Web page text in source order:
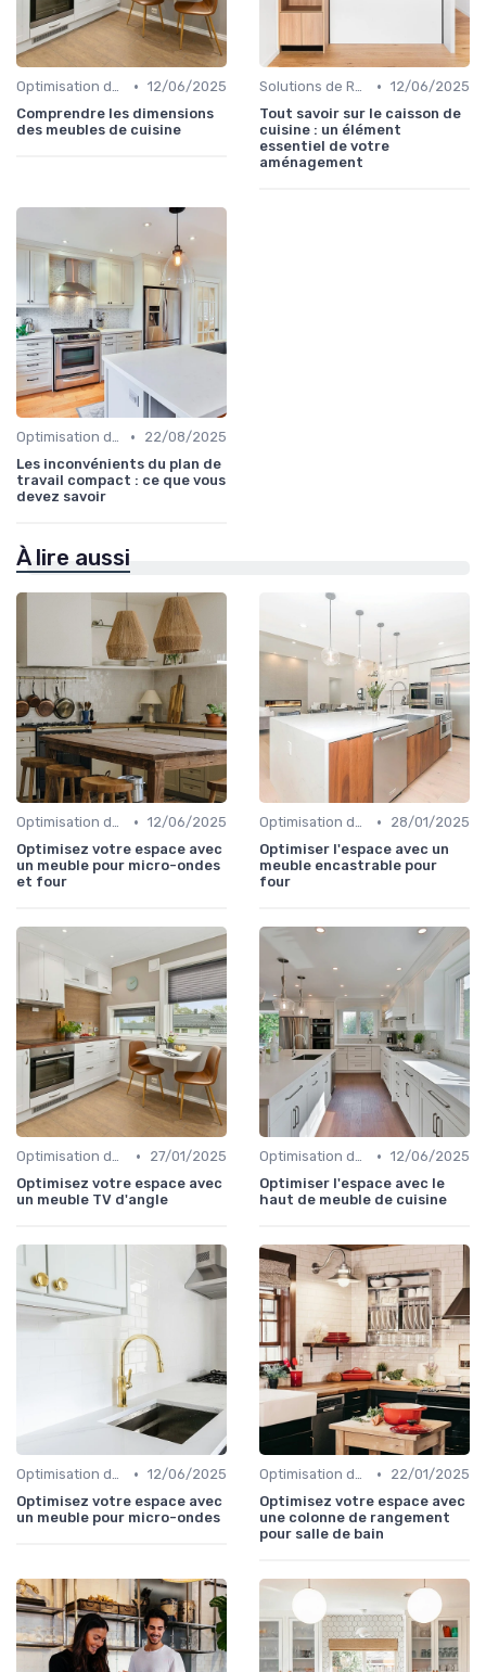
Optimisation de l'Espace • 12/06/2025
Comprendre les dimensions
des meubles de cuisine
Solutions de Rangement Intelligentes • 12/06/2025
Tout savoir sur le caisson de
cuisine : un élément
essentiel de votre
aménagement
Optimisation de l'Espace •
22/08/2025
Les inconvénients du plan de
travail compact : ce que vous
devez savoir
À lire aussi
Optimisation de l'Espace • 12/06/2025
Optimisez votre espace avec
un meuble pour micro-ondes
et four
Optimisation de l'Espace •
28/01/2025
Optimiser l'espace avec un
meuble encastrable pour
four
Optimisation de l'Espace •
27/01/2025
Optimisez votre espace avec
un meuble TV d'angle
Optimisation de l'Espace • 12/06/2025
Optimiser l'espace avec le
haut de meuble de cuisine
Optimisation de l'Espace • 12/06/2025
Optimisez votre espace avec
un meuble pour micro-ondes
Optimisation de l'Espace •
22/01/2025
Optimisez votre espace avec
une colonne de rangement
pour salle de bain